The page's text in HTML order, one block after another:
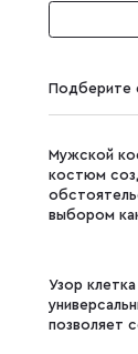
Подберите
Мужской
костюм
выбором
Узор
позволяет